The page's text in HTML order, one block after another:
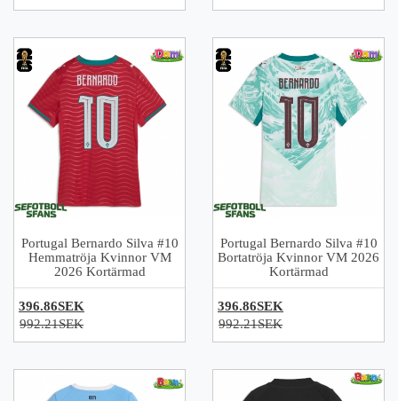
Portugal Bernardo Silva #10
Hemmatröja Kvinnor VM
2026 Kortärmad
396.86SEK
992.21SEK
Portugal Bernardo Silva #10
Bortatröja Kvinnor VM 2026
Kortärmad
396.86SEK
992.21SEK